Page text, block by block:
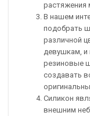
растяжения
В нашем
подобрать
различной
девушкам, и
резиновые
создавать
Силикон
внешним